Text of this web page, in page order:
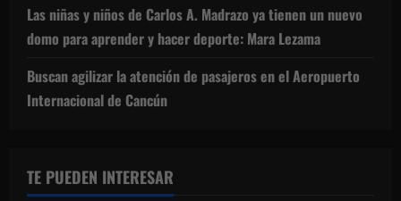
Las niñas y niños de Carlos A. Madrazo ya tienen un nuevo
domo para aprender y hacer deporte: Mara Lezama
Buscan agilizar la atención de pasajeros en el Aeropuerto
Internacional de Cancún
TE PUEDEN INTERESAR